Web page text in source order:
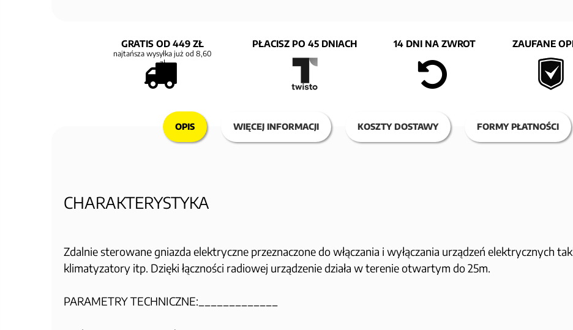
GRATIS OD 449 ZŁ
najtańsza wysyłka już od 8,60
zł
PŁACISZ PO 45 DNIACH 14 DNI NA ZWROT ZAUFANE
OPIS WIĘCEJ INFORMACJI KOSZTY DOSTAWY FORMY PŁATNOŚCI
CHARAKTERYSTYKA
Zdalnie sterowane gniazda elektryczne przeznaczone do włączania i wyłączania urządzeń elektrycznych
klimatyzatory itp. Dzięki łączności radiowej urządzenie działa w terenie otwartym do 25m.
PARAMETRY TECHNICZNE:_____________